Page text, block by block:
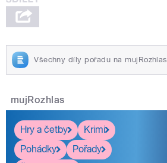
Všechny díly pořadu na mujRozhlas
mujRozhlas
Hry a četby
Krimi
Pohádky
Pořady